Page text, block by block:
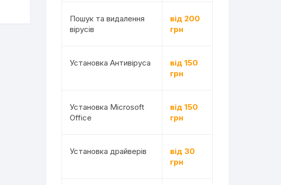
Пошук та видалення
вірусів
від 200
грн
Установка Антивіруса
від 150
грн
Установка Microsoft
Office
від 150
грн
Установка драйверів
від 30
грн